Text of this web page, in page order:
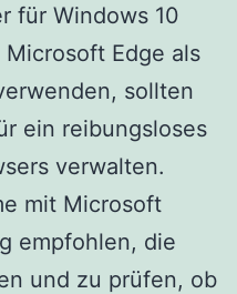
für Windows 10
Edge als
sollten
ein reibungsloses
verwalten.
mit Microsoft
empfohlen, die
und zu prüfen, ob